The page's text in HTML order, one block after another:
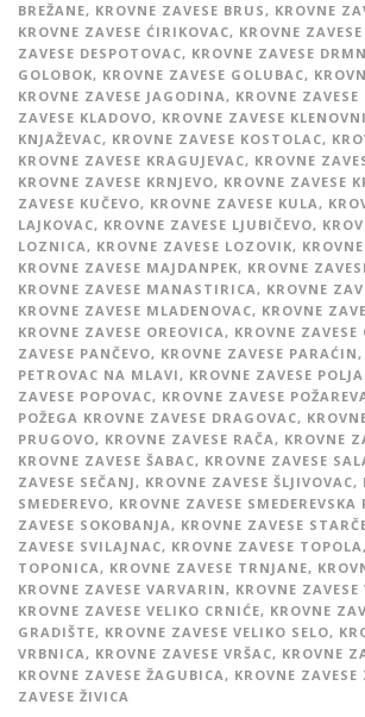
BREŽANE, KROVNE ZAVESE BRUS, KROVNE
KROVNE ZAVESE ĆIRIKOVAC, KROVNE
ZAVESE DESPOTOVAC, KROVNE ZAVESE
GOLOBOK, KROVNE ZAVESE GOLUBAC,
KROVNE ZAVESE JAGODINA, KROVNE ZAVESE
ZAVESE KLADOVO, KROVNE ZAVESE
KNJAŽEVAC, KROVNE ZAVESE KOSTOLAC,
KROVNE ZAVESE KRAGUJEVAC, KROVNE
KROVNE ZAVESE KRNJEVO, KROVNE ZAVESE
ZAVESE KUČEVO, KROVNE ZAVESE KULA,
LAJKOVAC, KROVNE ZAVESE LJUBIČEVO,
LOZNICA, KROVNE ZAVESE LOZOVIK,
KROVNE ZAVESE MAJDANPEK, KROVNE
KROVNE ZAVESE MANASTIRICA, KROVNE
KROVNE ZAVESE MLADENOVAC, KROVNE
KROVNE ZAVESE OREOVICA, KROVNE ZAVESE
ZAVESE PANČEVO, KROVNE ZAVESE PARAĆIN,
PETROVAC NA MLAVI, KROVNE ZAVESE
ZAVESE POPOVAC, KROVNE ZAVESE
POŽEGA KROVNE ZAVESE DRAGOVAC,
PRUGOVO, KROVNE ZAVESE RAČA, KROVNE
KROVNE ZAVESE ŠABAC, KROVNE ZAVESE
ZAVESE SEČANJ, KROVNE ZAVESE ŠLJIVOVAC,
SMEDEREVO, KROVNE ZAVESE SMEDEREVSKA
ZAVESE SOKOBANJA, KROVNE ZAVESE
ZAVESE SVILAJNAC, KROVNE ZAVESE TOPOLA,
TOPONICA, KROVNE ZAVESE TRNJANE,
KROVNE ZAVESE VARVARIN, KROVNE
KROVNE ZAVESE VELIKO CRNIĆE, KROVNE
GRADIŠTE, KROVNE ZAVESE VELIKO SELO,
VRBNICA, KROVNE ZAVESE VRŠAC, KROVNE
KROVNE ZAVESE ŽAGUBICA, KROVNE ZAVESE
ZAVESE ŽIVICA